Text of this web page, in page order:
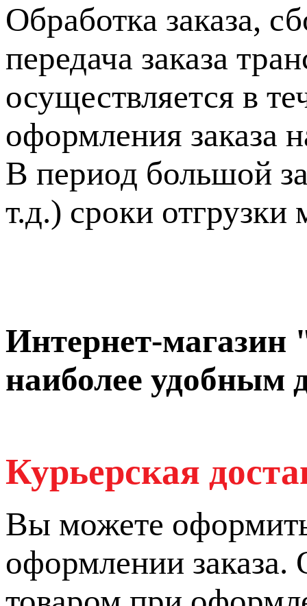
Обработка заказа,
передача заказа
осуществляется в
оформления заказа
В период большой
т.д.) сроки
Интернет-
наиболее удобным
Курьерская
Вы можете
оформлении заказа.